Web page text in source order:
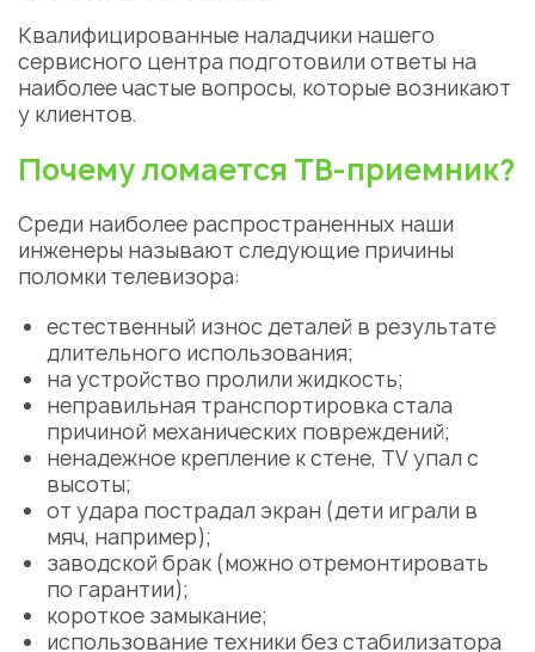
Квалифицированные наладчики нашего
сервисного центра подготовили ответы на
наиболее частые вопросы, которые возникают
у клиентов.
Почему ломается ТВ-приемник?
Среди наиболее распространенных наши
инженеры называют следующие причины
поломки телевизора:
естественный износ деталей в результате
длительного использования;
на устройство пролили жидкость;
неправильная транспортировка стала
причиной механических повреждений;
ненадежное крепление к стене, TV упал с
высоты;
от удара пострадал экран (дети играли в
мяч, например);
заводской брак (можно отремонтировать
по гарантии);
короткое замыкание;
использование техники без стабилизатора